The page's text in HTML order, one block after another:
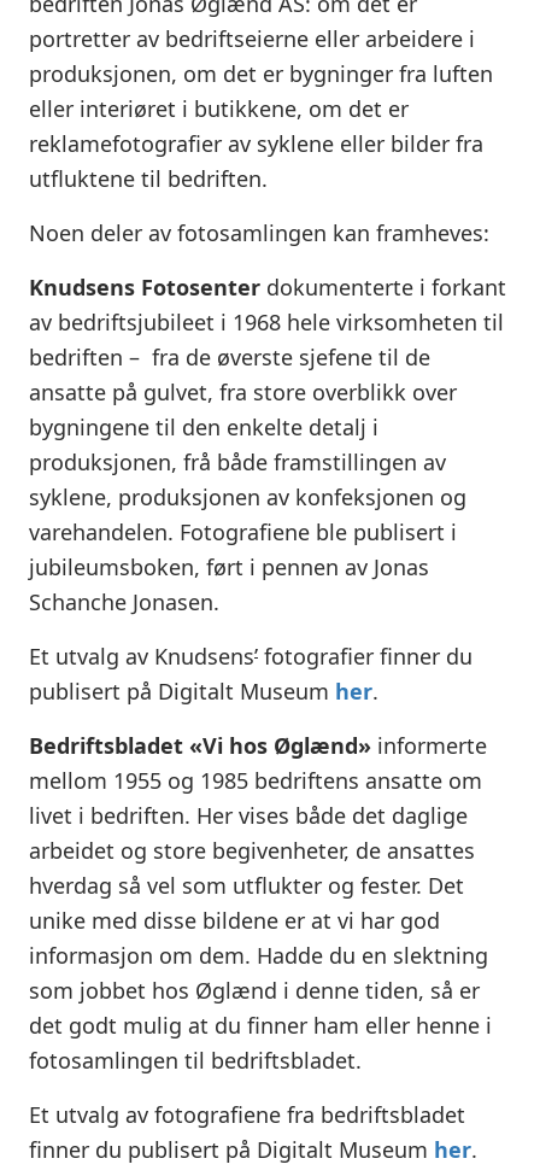
portretter av bedriftseierne eller arbeidere i
produksjonen, om det er bygninger fra luften
eller interiøret i butikkene, om det er
reklamefotografier av syklene eller bilder fra
utfluktene til bedriften.
Noen deler av fotosamlingen kan framheves:
Knudsens Fotosenter dokumenterte i forkant
av bedriftsjubileet i 1968 hele virksomheten til
bedriften – fra de øverste sjefene til de
ansatte på gulvet, fra store overblikk over
bygningene til den enkelte detalj i
produksjonen, frå både framstillingen av
syklene, produksjonen av konfeksjonen og
varehandelen. Fotografiene ble publisert i
jubileumsboken, ført i pennen av Jonas
Schanche Jonasen.
Et utvalg av Knudsens’ fotografier finner du
publisert på Digitalt Museum her.
Bedriftsbladet «Vi hos Øglænd» informerte
mellom 1955 og 1985 bedriftens ansatte om
livet i bedriften. Her vises både det daglige
arbeidet og store begivenheter, de ansattes
hverdag så vel som utflukter og fester. Det
unike med disse bildene er at vi har god
informasjon om dem. Hadde du en slektning
som jobbet hos Øglænd i denne tiden, så er
det godt mulig at du finner ham eller henne i
fotosamlingen til bedriftsbladet.
Et utvalg av fotografiene fra bedriftsbladet
finner du publisert på Digitalt Museum her.